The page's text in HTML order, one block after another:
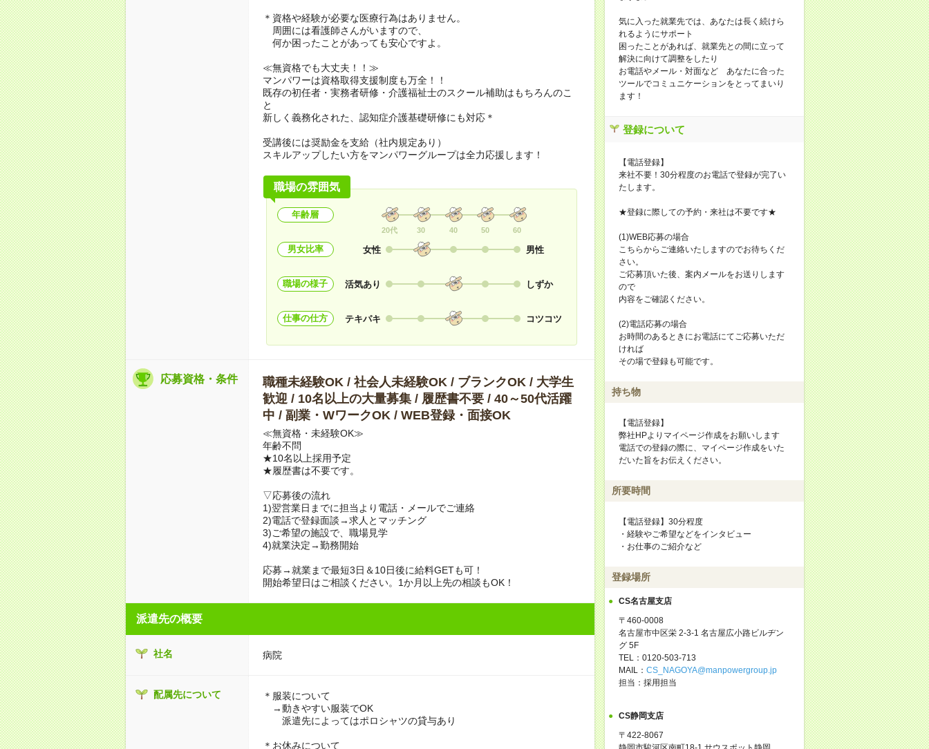
＊資格や経験が必要な医療行為はありません。
周囲には看護師さんがいますので、
何か困ったことがあっても安心ですよ。
≪無資格でも大丈夫！！≫
マンパワーは資格取得支援制度も万全！！
既存の初任者・実務者研修・介護福祉士のスクール補助はもちろんのこ
と
新しく義務化された、認知症介護基礎研修にも対応＊
受講後には奨励金を支給（社内規定あり）
スキルアップしたい方をマンパワーグループは全力応援します！
職場の雰囲気
年齢層
20代 30 40 50 60
男女比率 女性 男性
職場の様子 活気あり しずか
仕事の仕方 テキパキ コツコツ
応募資格・条件
職種未経験OK / 社会人未経験OK / ブランクOK / 大学生
歓迎 / 10名以上の大量募集 / 履歴書不要 / 40～50代活躍
中 / 副業・WワークOK / WEB登録・面接OK
≪無資格・未経験OK≫
年齢不問
★10名以上採用予定
★履歴書は不要です。
▽応募後の流れ
1)翌営業日までに担当より電話・メールでご連絡
2)電話で登録面談→求人とマッチング
3)ご希望の施設で、職場見学
4)就業決定→勤務開始
応募→就業まで最短3日＆10日後に給料GETも可！
開始希望日はご相談ください。1か月以上先の相談もOK！
派遣先の概要
社名 病院
配属先について
＊服装について
→動きやすい服装でOK
派遣先によってはポロシャツの貸与あり
＊お休みについて
気に入った就業先では、あなたは長く続けら
れるようにサポート
困ったことがあれば、就業先との間に立って
解決に向けて調整をしたり
お電話やメール・対面など あなたに合った
ツールでコミュニケーションをとってまいり
ます！
登録について
【電話登録】
来社不要！30分程度のお電話で登録が完了い
たします。
★登録に際しての予約・来社は不要です★
(1)WEB応募の場合
こちらからご連絡いたしますのでお待ちくだ
さい。
ご応募頂いた後、案内メールをお送りします
ので
内容をご確認ください。
(2)電話応募の場合
お時間のあるときにお電話にてご応募いただ
ければ
その場で登録も可能です。
持ち物
【電話登録】
弊社HPよりマイページ作成をお願いします
電話での登録の際に、マイページ作成をいた
だいた旨をお伝えください。
所要時間
【電話登録】30分程度
・経験やご希望などをインタビュー
・お仕事のご紹介など
登録場所
CS名古屋支店
〒460-0008
名古屋市中区栄 2-3-1 名古屋広小路ビルヂン
グ 5F
TEL：0120-503-713
MAIL： CS_NAGOYA@manpowergroup.jp
担当：採用担当
CS静岡支店
〒422-8067